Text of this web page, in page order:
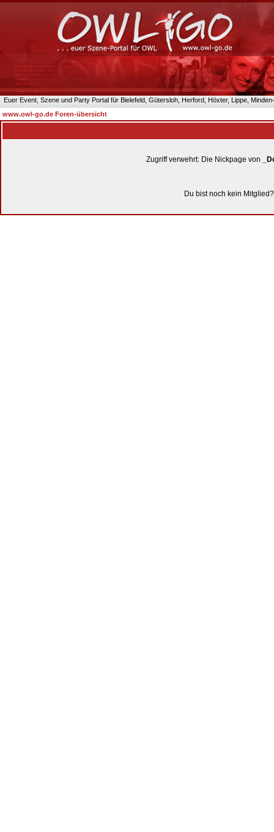
Euer Event, Szene und Party Portal für Bielefeld, Gütersloh, Herford, Höxter, Lippe,
www.owl-go.de Foren-übersicht
Zugriff verwehrt: Die Nickpage von
Du bist noch kein